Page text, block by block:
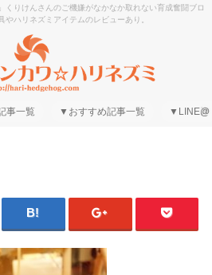
くりけんさんのご機嫌がなかなか取れない育成奮闘ブロ
やハリネズミアイテムのレビューあり。
事一覧 ▼おすすめ記事一覧 ▼LINE@